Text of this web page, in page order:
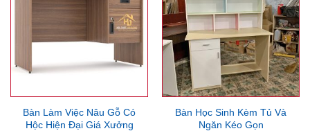
Bàn Làm Việc Nâu Gỗ Có
Hộc Hiện Đại Giá Xưởng
Bàn Học Sinh Kèm Tủ Và
Ngăn Kéo Gọn